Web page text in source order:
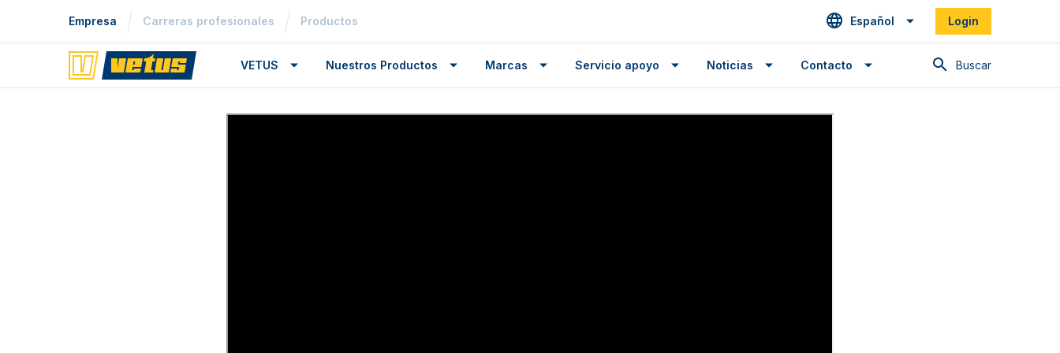
Empresa Carreras profesionales Productos Español Login
Buscar en
VETUS Nuestros Productos Marcas Servicio apoyo Noticias Contacto